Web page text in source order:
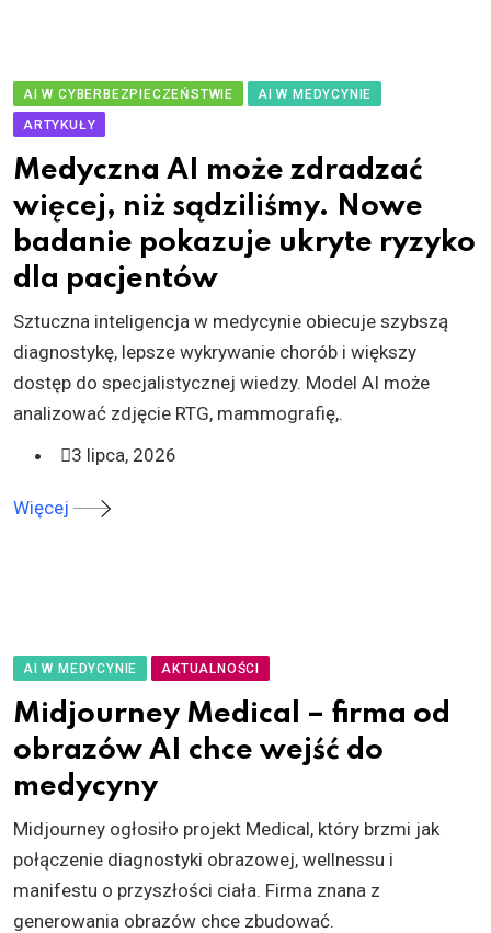
AI W CYBERBEZPIECZEŃSTWIE
AI W MEDYCYNIE
ARTYKUŁY
Medyczna AI może zdradzać
więcej, niż sądziliśmy. Nowe
badanie pokazuje ukryte ryzyko
dla pacjentów
Sztuczna inteligencja w medycynie obiecuje szybszą
diagnostykę, lepsze wykrywanie chorób i większy
dostęp do specjalistycznej wiedzy. Model AI może
analizować zdjęcie RTG, mammografię,.
3 lipca, 2026
Więcej
AI W MEDYCYNIE AKTUALNOŚCI
Midjourney Medical – firma od
obrazów AI chce wejść do
medycyny
Midjourney ogłosiło projekt Medical, który brzmi jak
połączenie diagnostyki obrazowej, wellnessu i
manifestu o przyszłości ciała. Firma znana z
generowania obrazów chce zbudować.